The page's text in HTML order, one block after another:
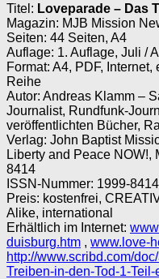
Titel: Loveparade – Das
Magazin: MJB Mission
Seiten: 44 Seiten, A4
Auflage: 1. Auflage, Juli /
Format: A4, PDF,
Reihe
Autor: Andreas Klamm –
Journalist, Rundfunk-
veröffentlichten Bücher,
Verlag: John Baptist
Liberty and Peace
8414
ISSN-Nummer: 1999-8414
Preis: kostenfrei,
Alike, international
Erhältlich im Internet:
duisburg.htm , www.love-
http://www.scribd.com/
Treiben-in-den-Tod-1-